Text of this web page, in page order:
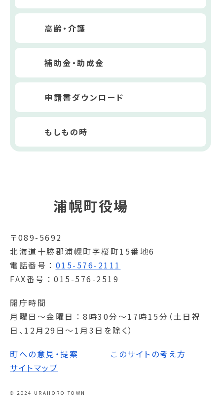
高齢・介護
補助金・助成金
申請書ダウンロード
もしもの時
浦幌町役場
〒089-5692
北海道十勝郡浦幌町字桜町15番地6
電話番号
015-576-2111
FAX番号
015-576-2519
開庁時間
月曜日～金曜日
8時30分～17時15分（土日祝
日、12月29日～1月3日を除く）
町への意見・提案
このサイトの考え方
サイトマップ
© 2024 URAHORO TOWN